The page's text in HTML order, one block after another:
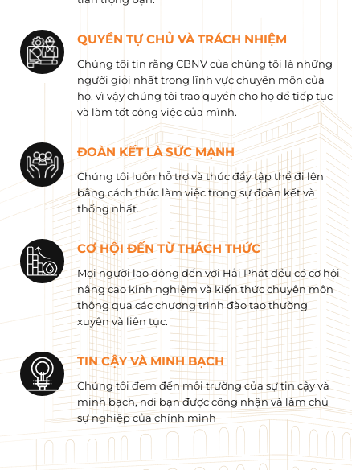
QUYỀN TỰ CHỦ VÀ TRÁCH NHIỆM
Chúng tôi tin rằng CBNV của chúng tôi là những
người giỏi nhất trong lĩnh vực chuyên môn của
họ, vì vậy chúng tôi trao quyền cho họ để tiếp tục
và làm tốt công việc của mình.
ĐOÀN KẾT LÀ SỨC MẠNH
Chúng tôi luôn hỗ trợ và thúc đẩy tập thể đi lên
bằng cách thức làm việc trong sự đoàn kết và
thống nhất.
CƠ HỘI ĐẾN TỪ THÁCH THỨC
Mọi người lao động đến với Hải Phát đều có cơ hội
nâng cao kinh nghiệm và kiến ​​thức chuyên môn
thông qua các chương trình đào tạo thường
xuyên và liên tục.
TIN CẬY VÀ MINH BẠCH
Chúng tôi đem đến môi trường của sự tin cậy và
minh bạch, nơi bạn được công nhận và làm chủ
sự nghiệp của chính mình